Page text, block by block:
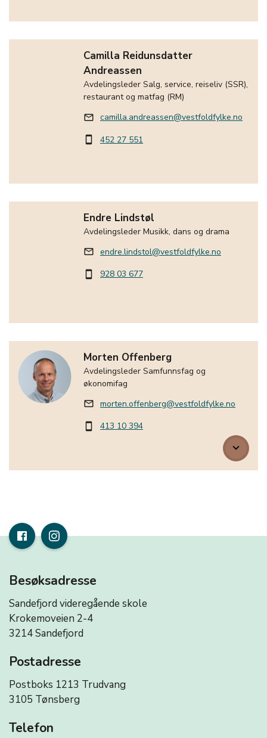
Camilla Reidunsdatter
Andreassen
Avdelingsleder Salg, service, reiseliv (SSR),
restaurant og matfag (RM)
mail_outline camilla.andreassen@vestfoldfylke.no
smartphone 452 27 551
Endre Lindstøl
Avdelingsleder Musikk, dans og drama
mail_outline endre.lindstol@vestfoldfylke.no
smartphone 928 03 677
Morten Offenberg
Avdelingsleder Samfunnsfag og
økonomifag
mail_outline morten.offenberg@vestfoldfylke.no
smartphone 413 10 394
keyboard_arrow_down
Besøksadresse
Sandefjord videregående skole
Krokemoveien 2-4
3214 Sandefjord
Postadresse
Postboks 1213 Trudvang
3105 Tønsberg
Telefon